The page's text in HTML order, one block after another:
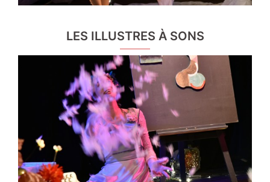
LES ILLUSTRES À SONS